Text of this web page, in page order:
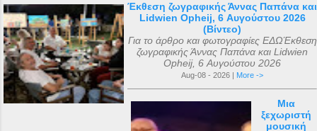
Έκθεση ζωγραφικής Άννας Παπάνα και
Lidwien Opheij, 6 Αυγούστου 2026
(Βίντεο)
Για το άρθρο και φωτογραφίες ΕΔΩΈκθεση
ζωγραφικής Άννας Παπάνα και Lidwien
Opheij, 6 Αυγούστου 2026
Aug-08 - 2026 | More ->
Μια
ξεχωριστή
μουσική